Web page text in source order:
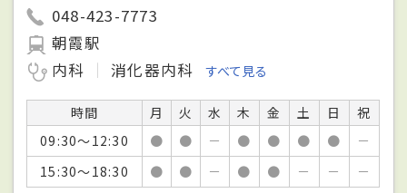
048-423-7773
朝霞駅
内科
消化器内科 すべて見る
時間 月 火 水 木 金 土 日
祝
09:30～12:30
● ● － ● ● ● ●
－
15:30～18:30
● ● － ● ● － －
－